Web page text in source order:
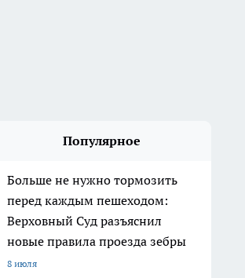
Популярное
Больше не нужно тормозить
перед каждым пешеходом:
Верховный Суд разъяснил
новые правила проезда зебры
8 июля